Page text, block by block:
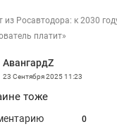
из Росавтодора: к 2030
платит»
АвангардZ
23 Сентября 202511:23
тоже
0